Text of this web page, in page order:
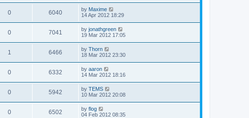
0 6040 by Maxime
14 Apr 2012 18:29
0 7041 by jonathgreen
19 Mar 2012 17:05
1 6466 by Thorn
18 Mar 2012 23:30
0 6332 by aaron
14 Mar 2012 18:16
0 5942 by TEMS
10 Mar 2012 20:08
0 6502 by flog
04 Feb 2012 08:35